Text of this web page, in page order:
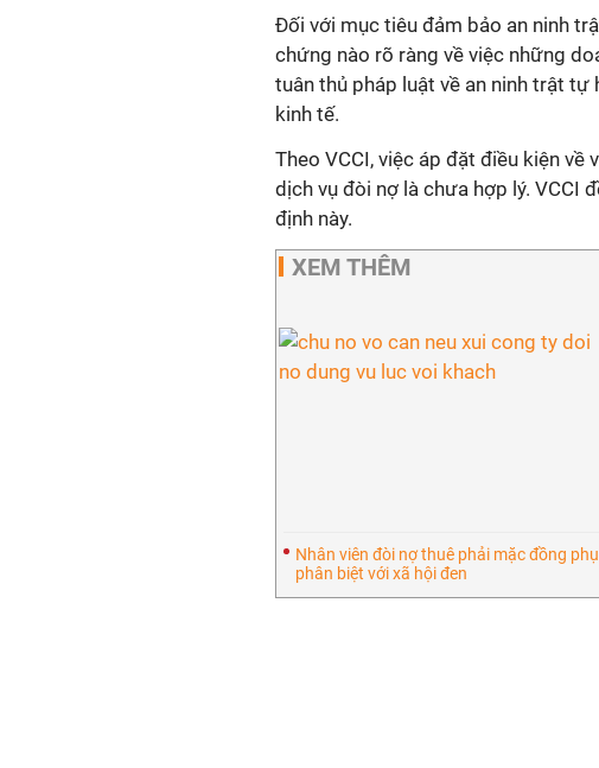
Đối với mục tiêu đảm bảo an ninh
chứng nào rõ ràng về việc những
tuân thủ pháp luật về an ninh trật
kinh tế.
Theo VCCI, việc áp đặt điều kiện về
dịch vụ đòi nợ là chưa hợp lý. VCCI
định này.
XEM THÊM
Nhân viên đòi nợ thuê phải mặc đồng
phân biệt với xã hội đen